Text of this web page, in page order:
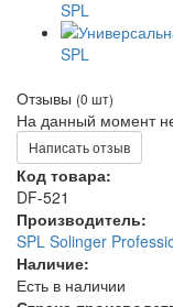
Отзывы (0 шт)
На данный момент
Написать отзыв
Код товара:
DF-521
Производитель:
SPL Solinger
Наличие:
Есть в наличии